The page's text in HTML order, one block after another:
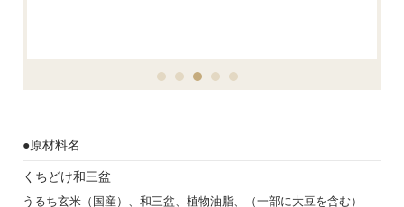
●原材料名
くちどけ和三盆
うるち玄米（国産）、和三盆、植物油脂、（一部に大豆を含む）